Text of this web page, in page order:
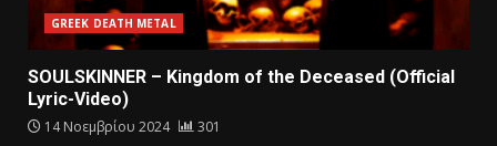
GREEK DEATH METAL
SOULSKINNER – Kingdom of the Deceased (Official
Lyric-Video)
14 Νοεμβρίου 2024 301